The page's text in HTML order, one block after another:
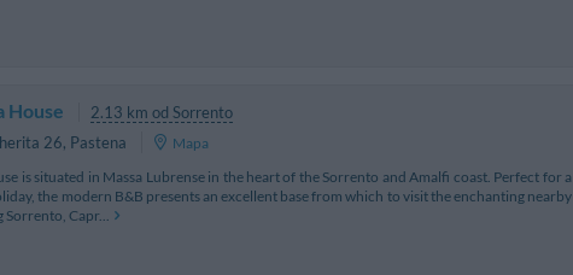
House
2.13 km od Sorrento
26, Pastena
Mapa
is situated in Massa Lubrense in the heart of the Sorrento and Amalfi coast. Perfect for a
the modern B&B presents an excellent base from which to visit the enchanting nearby
Capr...